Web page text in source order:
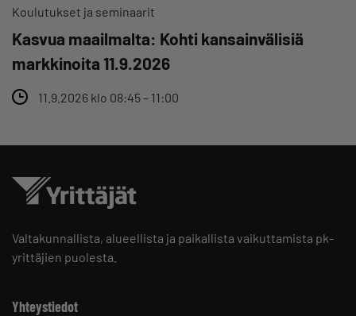
Koulutukset ja seminaarit
Kasvua maailmalta: Kohti kansainvälisiä
markkinoita 11.9.2026
11.9.2026 klo 08:45 – 11:00
Valtakunnallista, alueellista ja paikallista vaikuttamista pk-
yrittäjien puolesta.
Yhteystiedot